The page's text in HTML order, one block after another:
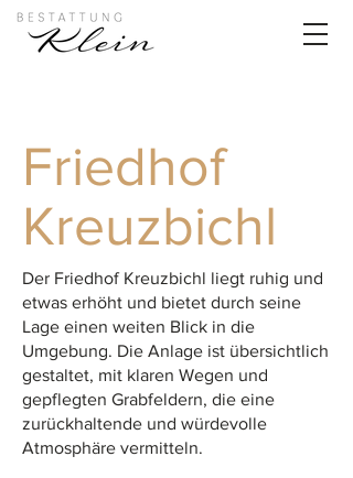
Friedhof
Kreuzbichl
Der Friedhof Kreuzbichl liegt ruhig und
etwas erhöht und bietet durch seine
Lage einen weiten Blick in die
Umgebung. Die Anlage ist übersichtlich
gestaltet, mit klaren Wegen und
gepflegten Grabfeldern, die eine
zurückhaltende und würdevolle
Atmosphäre vermitteln.